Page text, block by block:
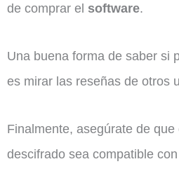
de comprar el software.
Una buena forma de saber si
es mirar las reseñas de otros
Finalmente, asegúrate de
descifrado sea compatible